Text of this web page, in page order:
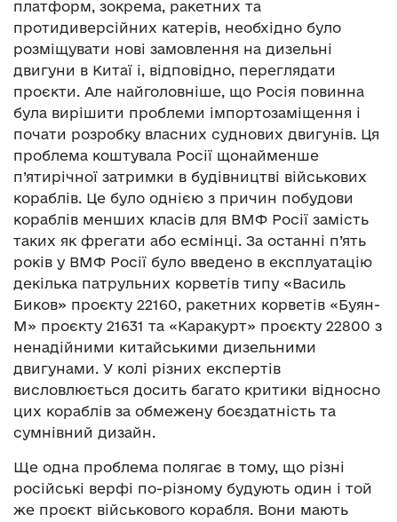
платформ, зокрема, ракетних та
протидиверсійних катерів, необхідно було
розміщувати нові замовлення на дизельні
двигуни в Китаї і, відповідно, переглядати
проєкти. Але найголовніше, що Росія повинна
була вирішити проблеми імпортозаміщення і
почати розробку власних суднових двигунів. Ця
проблема коштувала Росії щонайменше
п’ятирічної затримки в будівництві військових
кораблів. Це було однією з причин побудови
кораблів менших класів для ВМФ Росії замість
таких як фрегати або есмінці. За останні п’ять
років у ВМФ Росії було введено в експлуатацію
декілька патрульних корветів типу «Василь
Биков» проєкту 22160, ракетних корветів «Буян-
М» проєкту 21631 та «Каракурт» проєкту 22800 з
ненадійними китайськими дизельними
двигунами. У колі різних експертів
висловлюється досить багато критики відносно
цих кораблів за обмежену боєздатність та
сумнівний дизайн.
Ще одна проблема полягає в тому, що різні
російські верфі по-різному будують один і той
же проєкт військового корабля. Вони мають